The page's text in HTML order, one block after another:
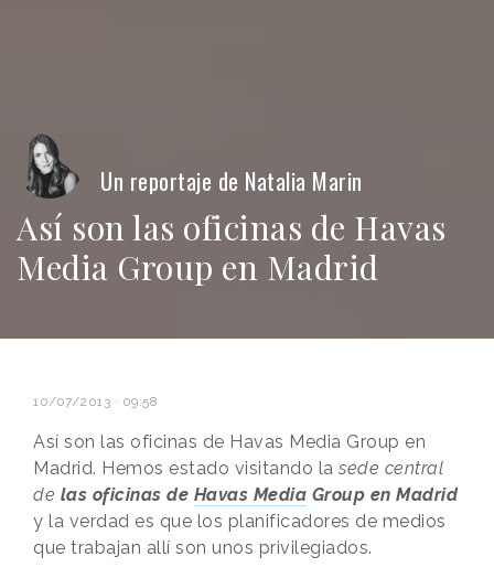
Un reportaje de Natalia Marin
Así son las oficinas de Havas
Media Group en Madrid
10/07/2013 · 09:58
Así son las oficinas de Havas Media Group en
Madrid. Hemos estado visitando la sede central
de las oficinas de Havas Media Group en Madrid
y la verdad es que los planificadores de medios
que trabajan allí son unos privilegiados.